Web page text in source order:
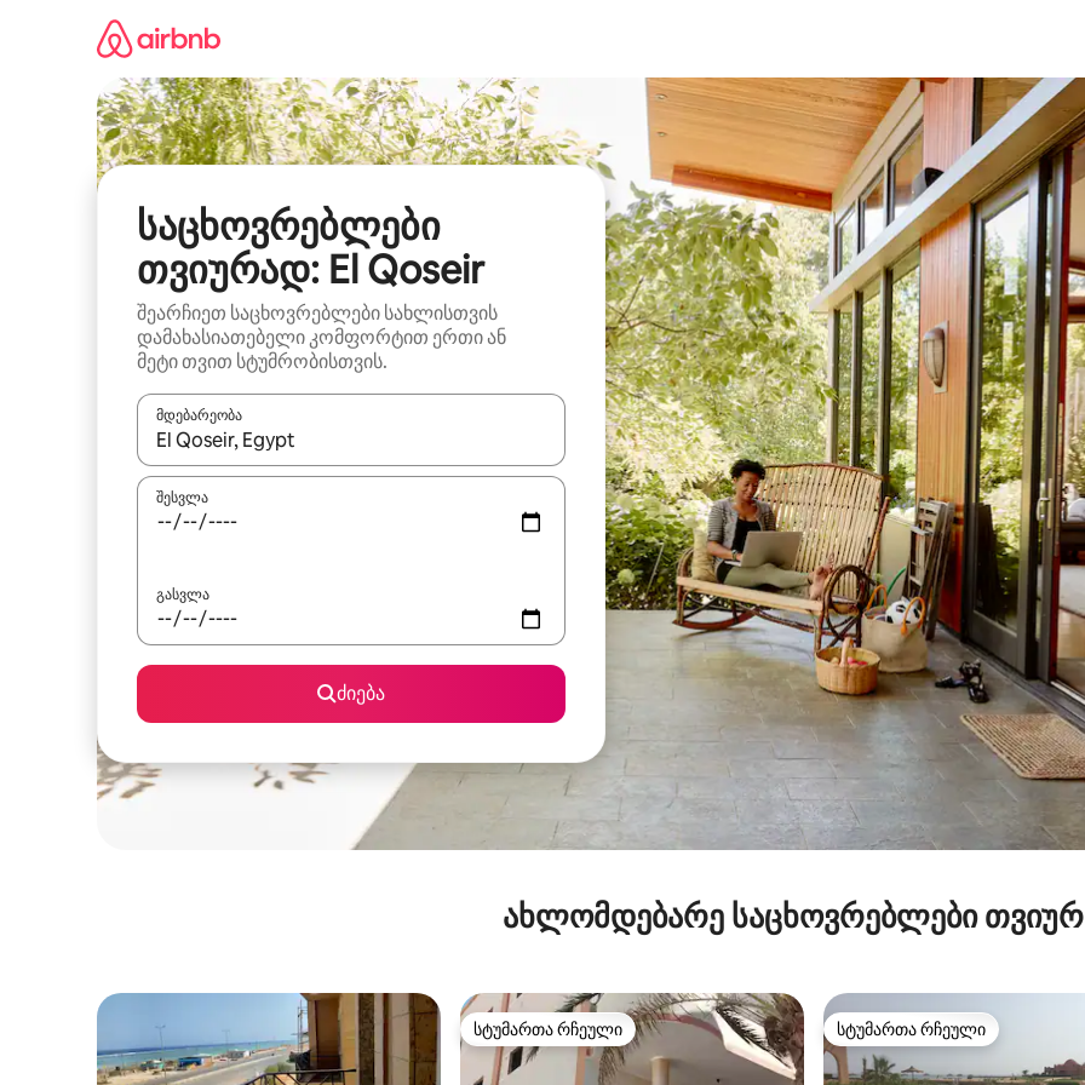
საცხოვრებლები
თვიურად: El Qoseir
შეარჩიეთ საცხოვრებლები სახლისთვის
დამახასიათებელი კომფორტით ერთი ან
მეტი თვით სტუმრობისთვის.
მდებარეობა
როცა შედეგები ხელმისაწვდომი გახდება, ნავიგაციისთვის გამოიყენეთ კლავიშები ზემოთ/ქვემოთ მიმართული
შესვლა
გასვლა
ძიება
ახლომდებარე საცხოვრებლები
სტუმართა რჩეული
სტუმართა რჩეული სტუმართა რჩეული
სტუმართა რჩეული